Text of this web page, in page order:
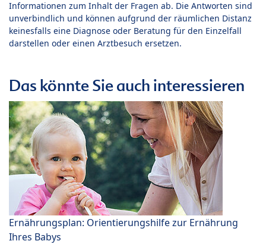
Informationen zum Inhalt der Fragen ab. Die Antworten sind
unverbindlich und können aufgrund der räumlichen Distanz
keinesfalls eine Diagnose oder Beratung für den Einzelfall
darstellen oder einen Arztbesuch ersetzen.
Das könnte Sie auch interessieren
Ernährungsplan: Orientierungshilfe zur Ernährung
Ihres Babys